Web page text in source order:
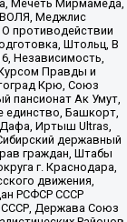
Мечеть Мирмамеда,
ВОЛЯ, Меджлис
противодействии
Штольц, В
Независимость,
Правды и
Крю, Союз
пансионат Ак Умут,
единство, Башкорт,
Иртыш Ultras,
державный
граждан, Штабы
г. Краснодара,
движения,
РСФСР СССР
СССР, Держава Союз